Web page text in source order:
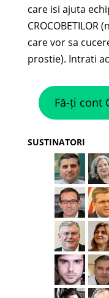
care isi ajuta
care vor sa
prostie). Intrati
Fă-ți cont
SUSTINATORI